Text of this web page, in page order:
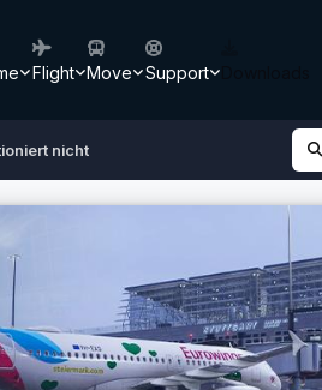
Flight Move Support
nicht